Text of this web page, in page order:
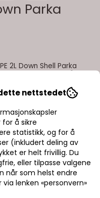
Parka
2L Down Shell Parka
er designet for å gi
vind- og vanntett og
Den lave vekten gjør
med integrerte
og nettinglommer på
hverdags tapede sømmer og vannavstøtende andedun
nettstedet
å sikre
statistikk, og for å
(inkludert deling av
er helt frivillig. Du
eller tilpasse valgene
når som helst endre
lenken «personvern»